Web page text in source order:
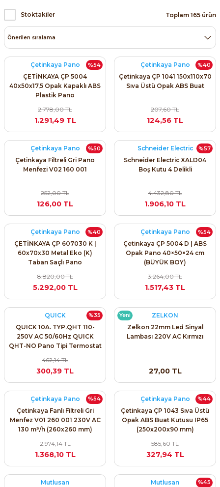
ve Transmitterleri
Sinamics S120 Modüler Sürücü Sistemi
Sinamics V20 Hız Kontrol Cihazları
Sinamics V90 Servo Sürücü Sistemi
Cihazları
(Power Supply)
- UPS
Şalterleri
SIMATIC Endüstriyel Panel PC'ler
SIMATIC ET200 Dağıtılmış Giriş-Çkış
SIMATIC ET200SP Open Controller
SIMATIC ExProof Panel PC'ler ve Thin
SIMATIC HMI Operatör Paneller
SIMATIC S7-1200
SIMATIC S7-1500
SIMATIC S7-400
SIMATIC SAFETY
SIMATIC TIA PORTAL HMI Yazılımları
SIMATIC Yazılım Paketleri
SIMOTION Hareket Kontrol Üniteleri
SIRIUS SAFETY
Stoktakiler Toplam 165 ürün
%54
Çetinkaya Pano
ÇETİNKAYA ÇP 5004
40x50x17,5 Opak Kapaklı ABS
Plastik Pano
2.778,00 TL
1.291,49 TL
%40
Çetinkaya Pano
Çetinkaya ÇP 1041 150x110x70
Sıva Üstü Opak ABS Buat
207,60 TL
124,56 TL
%50
Çetinkaya Pano
Çetinkaya Filtreli Gri Pano
Menfezi V02 160 001
252,00 TL
126,00 TL
%57
Schneider Electric
Schneider Electric XALD04
Boş Kutu 4 Delikli
4.432,80 TL
1.906,10 TL
%40
Çetinkaya Pano
ÇETİNKAYA ÇP 607030 K |
60x70x30 Metal Eko (K)
Taban Saçlı Pano
8.820,00 TL
5.292,00 TL
%54
Çetinkaya Pano
Çetinkaya ÇP 5004 D | ABS
Opak Pano 40×50×24 cm
(BÜYÜK BOY)
3.264,00 TL
1.517,43 TL
%35
QUICK
QUICK 10A. TYP.QHT 110-
250V AC 50/60Hz QUICK
QHT-NO Pano Tipi Termostat
Kontrolü
462,14 TL
300,39 TL
Yeni
ZELKON
Zelkon 22mm Led Sinyal
Lambası 220V AC Kırmızı
27,00 TL
%54
Çetinkaya Pano
Çetinkaya Fanlı Filtreli Gri
Menfez V01 260 001 230V AC
130 m³/h (260x260 mm)
2.974,14 TL
1.368,10 TL
%44
Çetinkaya Pano
Çetinkaya ÇP 1043 Sıva Üstü
Opak ABS Buat Kutusu IP65
(250x200x90 mm)
585,60 TL
327,94 TL
Mutlusan
%45
Mutlusan